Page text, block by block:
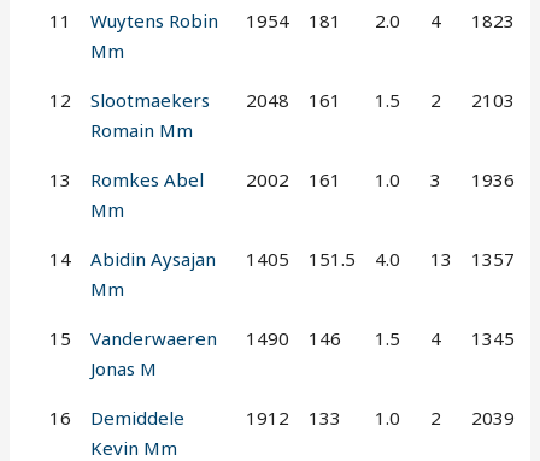
11
Wuytens Robin
Mm
1954 181 2.0 4 1823
12
Slootmaekers
Romain Mm
2048 161 1.5 2 2103
13
Romkes Abel
Mm
2002 161 1.0 3 1936
14
Abidin Aysajan
Mm
1405 151.5 4.0 13 1357
15
Vanderwaeren
Jonas M
1490 146 1.5 4 1345
16
Demiddele
Kevin Mm
1912 133 1.0 2 2039